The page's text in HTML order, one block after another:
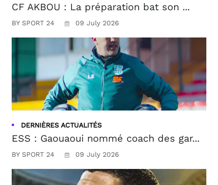
CF AKBOU : La préparation bat son ...
BY SPORT 24 09 July 2026
DERNIÈRES ACTUALITÉS
ESS : Gaouaoui nommé coach des gar...
BY SPORT 24 09 July 2026